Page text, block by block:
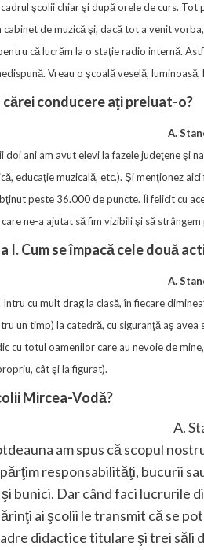
şcolii chiar şi după orele de curs.
de muzică şi, dacă tot a venit
că lucrăm la o staţie radio internă.
Vreau o şcoală veselă,
conducere aţi preluat-o?
A.
doi ani am avut elevi la fazele judeţene şi
educaţie muzicală, etc.). Şi menţionez
peste 36.000 de puncte. Îi felicit cu
ne-a ajutat să fim vizibili şi să
Cum se împacă cele două
A.
cu mult drag la clasă, în fiecare
un timp) la catedră, cu siguranţă aş
cu totul oamenilor care au nevoie de
cât şi la figurat).
Mircea-Vodă?
A.
am spus că scopul
responsabilităţi, bucurii
bunici. Dar când faci lucrurile
ai şcolii le transmit că se
didactice titulare şi trei săli